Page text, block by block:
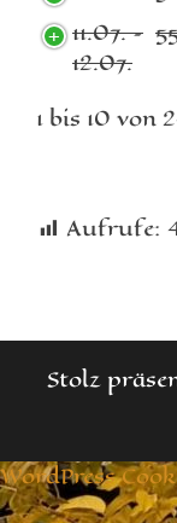
11.07. –
12.07.
1 bis 10 von
Aufrufe:
Stolz
WordPress